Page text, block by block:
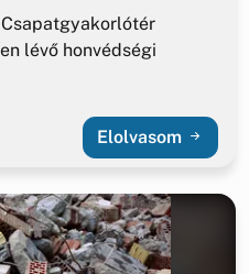
lévő honvédségi
Elolvasom